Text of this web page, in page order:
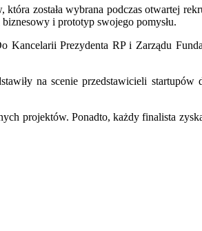
została wybrana podczas otwartej
i prototyp swojego pomysłu.
Prezydenta RP i Zarządu
na scenie przedstawicieli startupów
projektów. Ponadto, każdy finalista